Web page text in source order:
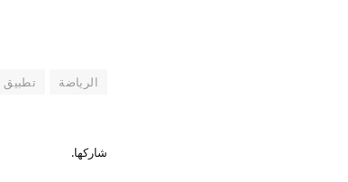
الرياضة تطبيق
شاركها.